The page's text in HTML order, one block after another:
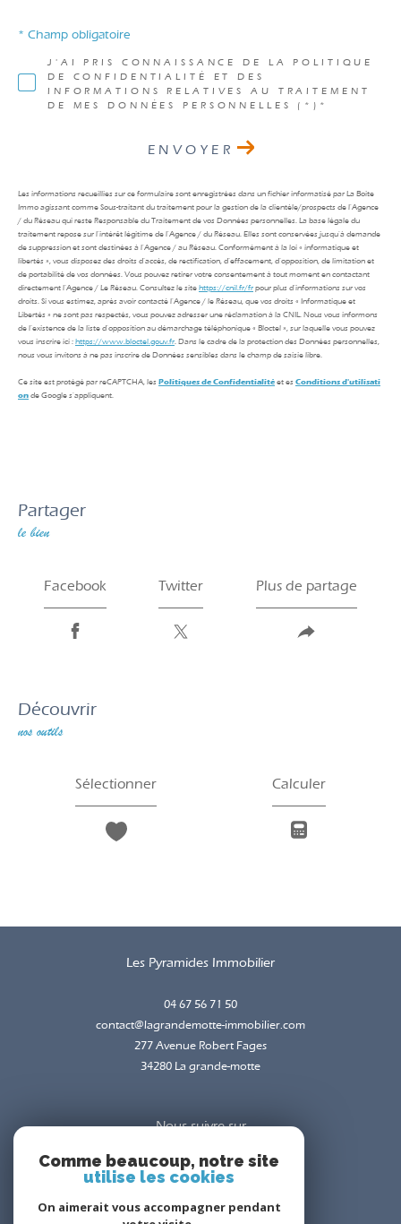
J'AI PRIS CONNAISSANCE DE LA POLITIQUE
DE CONFIDENTIALITÉ ET DES
INFORMATIONS RELATIVES AU TRAITEMENT
DE MES DONNÉES PERSONNELLES (*)*
* Champ obligatoire
ENVOYER
Les informations recueillies sur ce formulaire sont enregistrées dans un fichier informatisé par La Boite
Immo agissant comme Sous-traitant du traitement pour la gestion de la clientèle/prospects de l'Agence
/ du Réseau qui reste Responsable du Traitement de vos Données personnelles. La base légale du
traitement repose sur l'intérêt légitime de l'Agence / du Réseau. Elles sont conservées jusqu'à demande
de suppression et sont destinées à l'Agence / au Réseau. Conformément à la loi « informatique et
libertés », vous disposez des droits d’accès, de rectification, d’effacement, d’opposition, de limitation et
de portabilité de vos données. Vous pouvez retirer votre consentement à tout moment en contactant
directement l’Agence / Le Réseau. Consultez le site https://cnil.fr/fr pour plus d’informations sur vos
droits. Si vous estimez, après avoir contacté l'Agence / le Réseau, que vos droits « Informatique et
Libertés » ne sont pas respectés, vous pouvez adresser une réclamation à la CNIL. Nous vous informons
de l’existence de la liste d'opposition au démarchage téléphonique « Bloctel », sur laquelle vous pouvez
vous inscrire ici : https://www.bloctel.gouv.fr. Dans le cadre de la protection des Données personnelles,
nous vous invitons à ne pas inscrire de Données sensibles dans le champ de saisie libre.
Ce site est protégé par reCAPTCHA, les Politiques de Confidentialité et es Conditions d'utilisati
on de Google s'appliquent.
partager
le bien
Facebook Twitter Plus de partage
découvrir
nos outils
Sélectionner Calculer
Les Pyramides Immobilier
04 67 56 71 50
contact@lagrandemotte-immobilier.com
277 Avenue Robert Fages
34280 la grande-motte
Nous suivre sur
Comme beaucoup, notre site
utilise les cookies
On aimerait vous accompagner pendant